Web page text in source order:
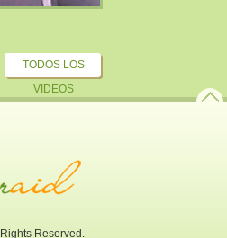
TODOS LOS
VIDEOS
Reserved.